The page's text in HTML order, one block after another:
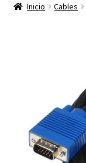
productos
Inicio Cables